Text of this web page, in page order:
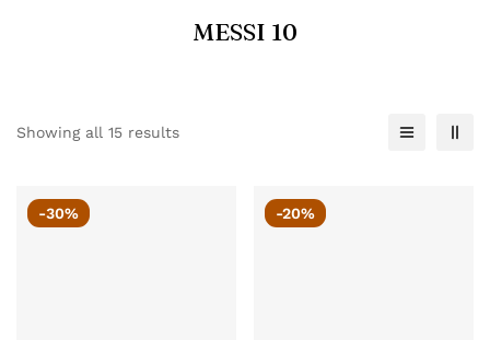
MESSI 10
Showing all 15 results
-30% -20%